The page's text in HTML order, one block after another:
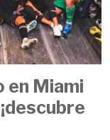
en Miami